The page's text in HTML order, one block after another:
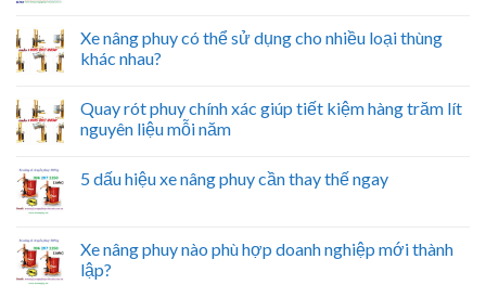
Xe nâng phuy có thể sử dụng cho nhiều loại thùng
khác nhau?
Quay rót phuy chính xác giúp tiết kiệm hàng trăm lít
nguyên liệu mỗi năm
5 dấu hiệu xe nâng phuy cần thay thế ngay
Xe nâng phuy nào phù hợp doanh nghiệp mới thành
lập?